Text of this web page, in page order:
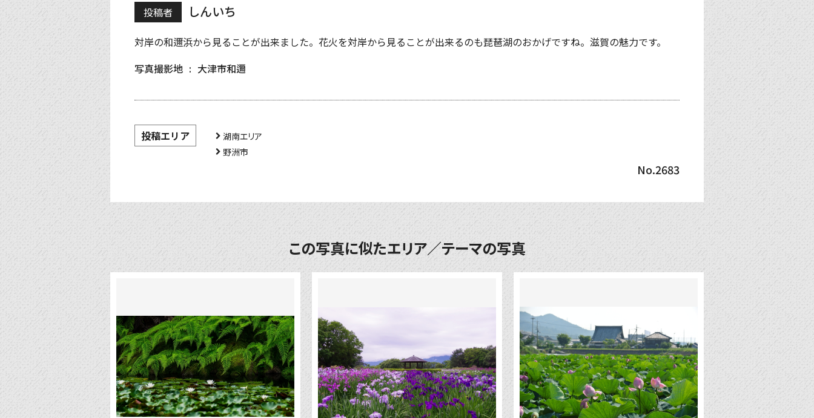
投稿者 しんいち
対岸の和邇浜から見ることが出来ました。花火を対岸から見ることが出来るのも琵琶湖のおかげですね。滋賀の魅力です。
写真撮影地
大津市和邇
投稿エリア
湖南エリア
野洲市
No.2683
この写真に似たエリア／テーマの写真